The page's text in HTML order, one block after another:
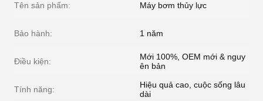
Tên sản phẩm: Máy bơm thủy lực
Bảo hành: 1 năm
Điều kiện:
Mới 100%, OEM mới & nguy
ên bản
Tính năng:
Hiệu quả cao, cuộc sống lâu
dài